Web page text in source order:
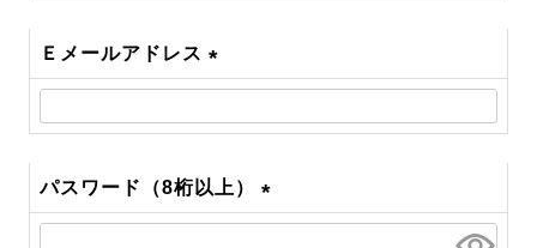
Ｅメールアドレス
(必
須)
パスワード（8桁以上）
(必